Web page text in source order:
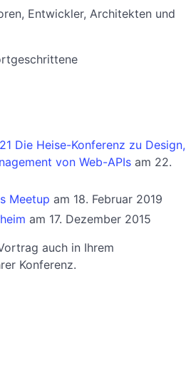
Entwickler, Architekten und
Die Heise-Konferenz zu Design,
von Web-APIs am 22.
Meetup am 18. Februar 2019
am 17. Dezember 2015
auch in Ihrem
Konferenz.